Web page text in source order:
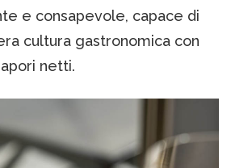
e consapevole, capace di
cultura gastronomica con
netti.